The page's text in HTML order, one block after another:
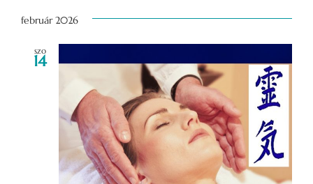
kiválasztása.
február 2026
szo
14